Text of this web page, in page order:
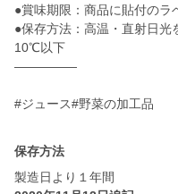
●賞味期限：商品に貼付のラ
●保存方法：高温・直射日
10℃以下
—————
#ジュース#野菜の加工品
保存方法
製造日より１年間